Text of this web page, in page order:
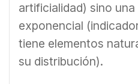
artificialidad) sino
exponencial
tiene elementos
su distribución).